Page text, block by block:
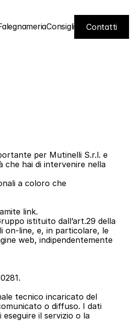
Consigli
Contatti
Contatti
per Mutinelli S.r.l. e
che hai di intervenire nella
a coloro che
link.
istituito dall’art.29 della
on-line, e, in particolare, le
web, indipendentemente
tecnico incaricato del
o diffuso. I dati
il servizio o la